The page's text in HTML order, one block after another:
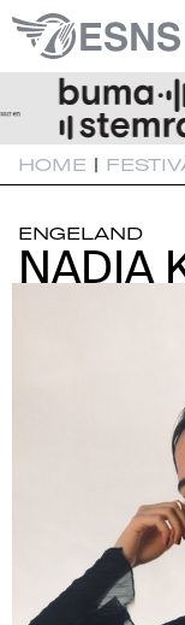
HOME |
ENGELAND
NADIA
NADIA